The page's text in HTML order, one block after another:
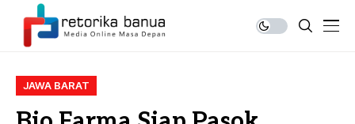
JAWA BARAT